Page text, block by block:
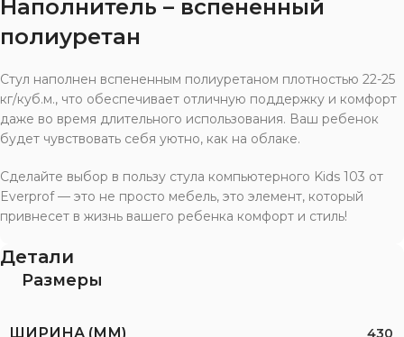
Наполнитель – вспененный
полиуретан
Стул наполнен вспененным полиуретаном плотностью 22-25
кг/куб.м., что обеспечивает отличную поддержку и комфорт
даже во время длительного использования. Ваш ребенок
будет чувствовать себя уютно, как на облаке.
Сделайте выбор в пользу стула компьютерного Kids 103 от
Everprof — это не просто мебель, это элемент, который
привнесет в жизнь вашего ребенка комфорт и стиль!
Детали
Размеры
ШИРИНА (ММ)